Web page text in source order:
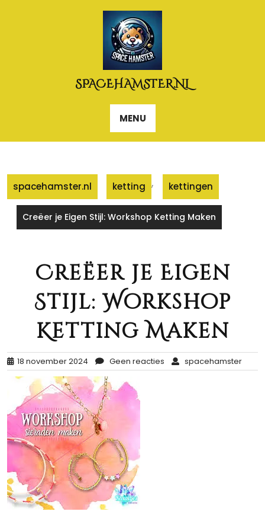
SPACEHAMSTER.NL
MENU
spacehamster.nl ketting , kettingen
Creëer je Eigen Stijl: Workshop Ketting Maken
Creëer je Eigen
Stijl: Workshop
Ketting Maken
18 november 2024 Geen reacties spacehamster